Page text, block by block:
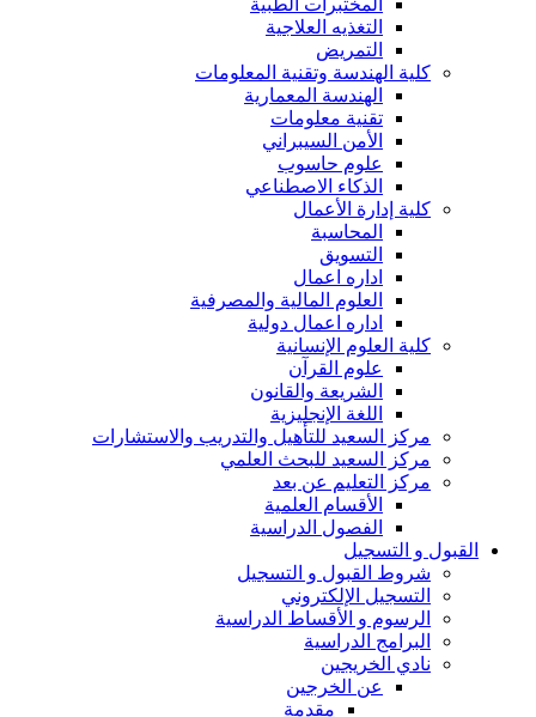
المختبرات الطبية
التغذيه العلاجية
التمريض
كلية الهندسة وتقنية المعلومات
الهندسة المعمارية
تقنية معلومات
الأمن السيبراني
علوم حاسوب
الذكاء الاصطناعي
كلية إدارة الأعمال
المحاسبة
التسويق
اداره اعمال
العلوم المالية والمصرفية
اداره اعمال دولية
كلية العلوم الإنسانية
علوم القرآن
الشريعة والقانون
اللغة الإنجليزية
مركز السعيد للتأهيل والتدريب والاستشارات
مركز السعيد للبحث العلمي
مركز التعليم عن بعد
الأقسام العلمية
الفصول الدراسية
القبول و التسجيل
شروط القبول و التسجيل
التسجيل الإلكتروني
الرسوم و الأقساط الدراسية
البرامج الدراسية
نادي الخريجين
عن الخرجين
مقدمة